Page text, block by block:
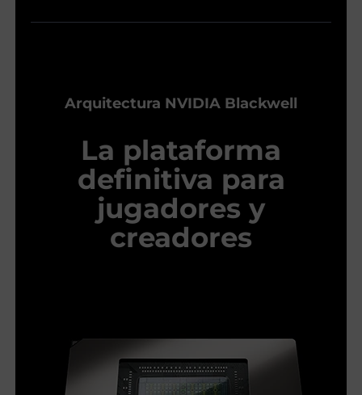
Arquitectura NVIDIA Blackwell
La plataforma
definitiva para
jugadores y
creadores